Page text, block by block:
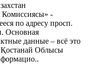
-
по адресу просп.
Основная
данные – всё это
Облысы